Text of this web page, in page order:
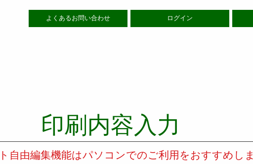
よくあるお問い合わせ ログイン
印刷内容入力
自由編集機能はパソコンでのご利用をおすすめしま